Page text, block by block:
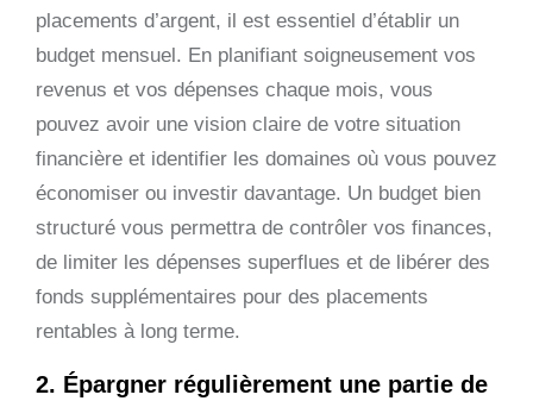
placements d’argent, il est essentiel d’établir un
budget mensuel. En planifiant soigneusement vos
revenus et vos dépenses chaque mois, vous
pouvez avoir une vision claire de votre situation
financière et identifier les domaines où vous pouvez
économiser ou investir davantage. Un budget bien
structuré vous permettra de contrôler vos finances,
de limiter les dépenses superflues et de libérer des
fonds supplémentaires pour des placements
rentables à long terme.
2. Épargner régulièrement une partie de